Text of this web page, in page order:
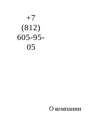
+7
(812)
605-95-
05
О компании